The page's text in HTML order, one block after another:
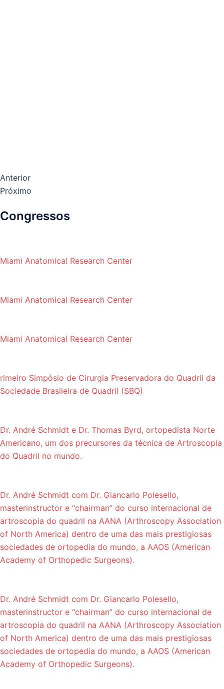
Anterior
Próximo
Congressos
Miami Anatomical Research Center
Miami Anatomical Research Center
Miami Anatomical Research Center
rimeiro Simpósio de Cirurgia Preservadora do Quadril da
Sociedade Brasileira de Quadril (SBQ)
Dr. André Schmidt e Dr. Thomas Byrd, ortopedista Norte
Americano, um dos precursores da técnica de Artroscopia
do Quadril no mundo.
Dr. André Schmidt com Dr. Giancarlo Polesello,
masterinstructor e “chairman” do curso internacional de
artroscopia do quadril na AANA (Arthroscopy Association
of North America) dentro de uma das mais prestigiosas
sociedades de ortopedia do mundo, a AAOS (American
Academy of Orthopedic Surgeons).
Dr. André Schmidt com Dr. Giancarlo Polesello,
masterinstructor e “chairman” do curso internacional de
artroscopia do quadril na AANA (Arthroscopy Association
of North America) dentro de uma das mais prestigiosas
sociedades de ortopedia do mundo, a AAOS (American
Academy of Orthopedic Surgeons).